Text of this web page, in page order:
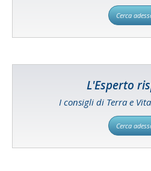
Cerca
L'Esperto
I consigli di Terra e
Cerca